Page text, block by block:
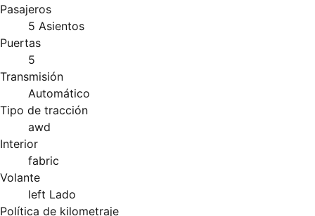
Pasajeros
5 Asientos
Puertas
5
Transmisión
Automático
Tipo de tracción
awd
Interior
fabric
Volante
left Lado
Política de kilometraje